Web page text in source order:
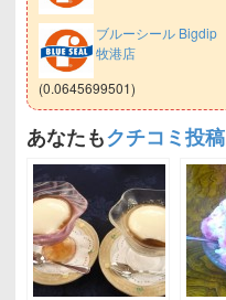
ブルーシール Bigdip
牧港店
(0.0645699501)
あなたもクチコミ投稿